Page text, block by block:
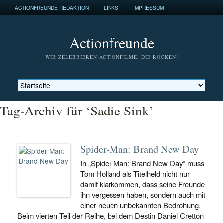
ACTIONFREUNDE REDAKTION LINKS IMPRESSUM
Actionfreunde
WIR ZELEBRIEREN ACTIONFILME, DIE ROCKEN!
Tag-Archiv für ‘Sadie Sink’
Spider-Man: Brand New Day
In „Spider-Man: Brand New Day“ muss
Tom Holland als Titelheld nicht nur
damit klarkommen, dass seine Freunde
ihn vergessen haben, sondern auch mit
einer neuen unbekannten Bedrohung.
Beim vierten Teil der Reihe, bei dem Destin Daniel Cretton